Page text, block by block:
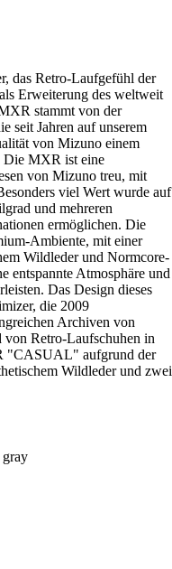
das Retro-Laufgefühl der
Erweiterung des weltweit
stammt von der
seit Jahren auf unserem
von Mizuno einem
Die MXR ist eine
von Mizuno treu, mit
viel Wert wurde auf
und mehreren
ermöglichen. Die
Ambiente, mit einer
Wildleder und Normcore-
entspannte Atmosphäre und
Das Design dieses
die 2009
Archiven von
Retro-Laufschuhen in
"CASUAL" aufgrund der
Wildleder und zwei
gray